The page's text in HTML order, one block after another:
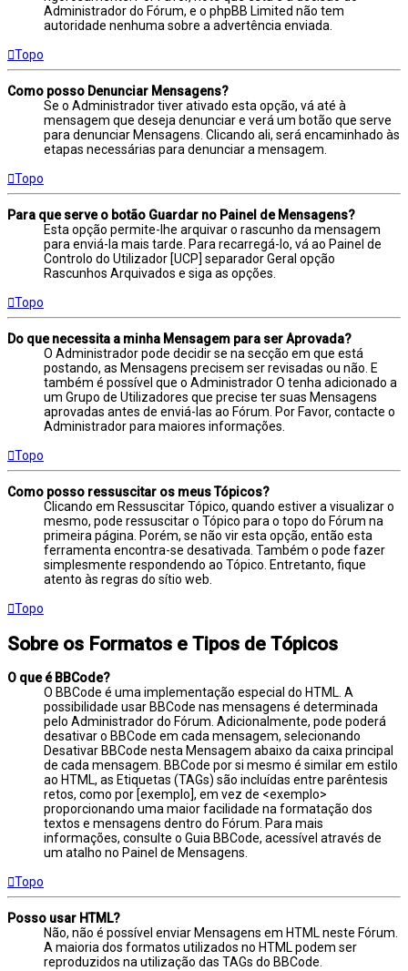
Administrador do Fórum, e o phpBB Limited não tem
autoridade nenhuma sobre a advertência enviada.
Topo
Como posso Denunciar Mensagens?
Se o Administrador tiver ativado esta opção, vá até à
mensagem que deseja denunciar e verá um botão que serve
para denunciar Mensagens. Clicando ali, será encaminhado às
etapas necessárias para denunciar a mensagem.
Topo
Para que serve o botão Guardar no Painel de Mensagens?
Esta opção permite-lhe arquivar o rascunho da mensagem
para enviá-la mais tarde. Para recarregá-lo, vá ao Painel de
Controlo do Utilizador [UCP] separador Geral opção
Rascunhos Arquivados e siga as opções.
Topo
Do que necessita a minha Mensagem para ser Aprovada?
O Administrador pode decidir se na secção em que está
postando, as Mensagens precisem ser revisadas ou não. E
também é possível que o Administrador O tenha adicionado a
um Grupo de Utilizadores que precise ter suas Mensagens
aprovadas antes de enviá-las ao Fórum. Por Favor, contacte o
Administrador para maiores informações.
Topo
Como posso ressuscitar os meus Tópicos?
Clicando em Ressuscitar Tópico, quando estiver a visualizar o
mesmo, pode ressuscitar o Tópico para o topo do Fórum na
primeira página. Porém, se não vir esta opção, então esta
ferramenta encontra-se desativada. Também o pode fazer
simplesmente respondendo ao Tópico. Entretanto, fique
atento às regras do sítio web.
Topo
Sobre os Formatos e Tipos de Tópicos
O que é BBCode?
O BBCode é uma implementação especial do HTML. A
possibilidade usar BBCode nas mensagens é determinada
pelo Administrador do Fórum. Adicionalmente, pode poderá
desativar o BBCode em cada mensagem, selecionando
Desativar BBCode nesta Mensagem abaixo da caixa principal
de cada mensagem. BBCode por si mesmo é similar em estilo
ao HTML, as Etiquetas (TAGs) são incluídas entre parêntesis
retos, como por [exemplo], em vez de <exemplo>
proporcionando uma maior facilidade na formatação dos
textos e mensagens dentro do Fórum. Para mais
informações, consulte o Guia BBCode, acessível através de
um atalho no Painel de Mensagens.
Topo
Posso usar HTML?
Não, não é possível enviar Mensagens em HTML neste Fórum.
A maioria dos formatos utilizados no HTML podem ser
reproduzidos na utilização das TAGs do BBCode.